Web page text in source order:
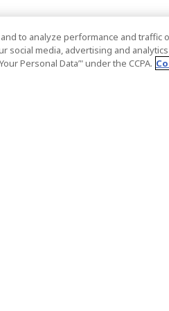
to analyze performance and traffic
media, advertising and
Personal Data’" under the CCPA.